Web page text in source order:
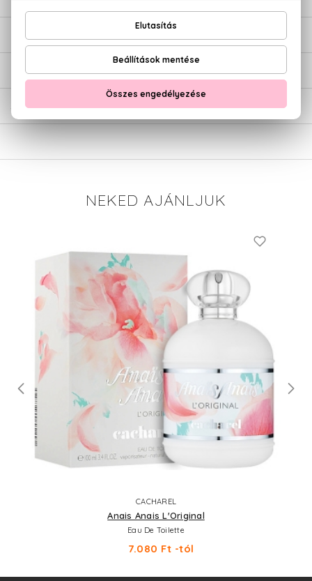
ÉRTÉKELÉSEK (0)
SZÁLLÍTÁS
NEKED AJÁNLJUK
CACHAREL
Anais Anais L'Original
Eau De Toilette
7.080 Ft -tól